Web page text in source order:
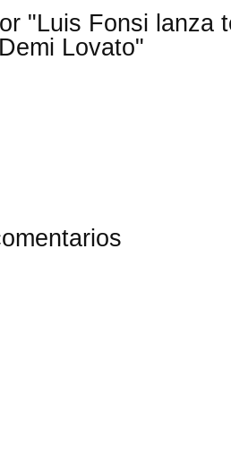
"Luis Fonsi lanza
Lovato"